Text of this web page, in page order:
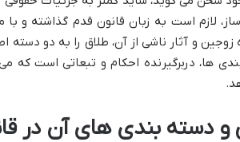
لازم است به زبان قانون قدم گذاشته و با
زوجین و آثار ناشی از آن، طلاق را به دو
ها، دربرگیرنده احکام و تبعاتی است که
و دسته بندی های آن در